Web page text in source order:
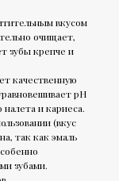
вкусом
очищает,
зубы крепче и
качественную
рН
и кариеса.
(вкус
так как эмаль
зубами.